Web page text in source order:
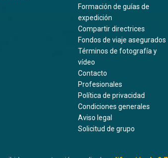
Formación de guías de
expedición
Compartir directrices
Fondos de viaje asegurados
Términos de fotografía y
vídeo
Contacto
Profesionales
Política de privacidad
Condiciones generales
Aviso legal
Solicitud de grupo